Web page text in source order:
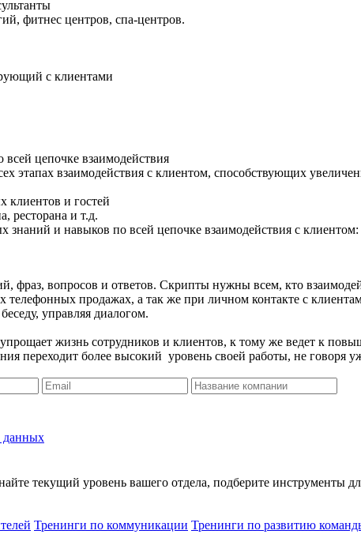
фитнес центров, спа-центров.
с клиентами
всей цепочке взаимодействия
этапах взаимодействия с клиентом, способствующих
клиентов и гостей
ресторана и т.д.
знаний и навыков по всей цепочке взаимодействия с
вопросов и ответов. Скрипты нужны всем, кто
продажах, а так же при личном контакте с
управляя диалогом.
жизнь сотрудников и клиентов, к тому же ведет к
переходит более высокий уровень своей работы, не говоря
данных
текущий уровень вашего отдела, подберите инструменты
Тренинги по коммуникации Тренинги по развитию